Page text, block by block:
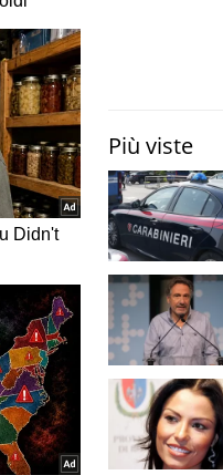
Più viste